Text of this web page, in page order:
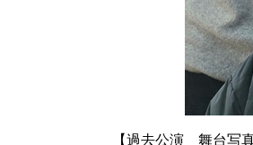
【過去公演 舞台写